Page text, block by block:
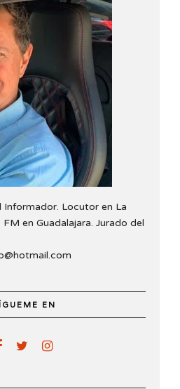
Informador. Locutor en La
en Guadalajara. Jurado del
EN